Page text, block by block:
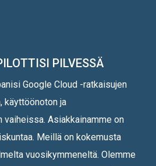
PILVESSÄ
Google Cloud -ratkaisujen
käyttöönoton ja
vaiheissa. Asiakkainamme on
Meillä on kokemusta
vuosikymmeneltä. Olemme